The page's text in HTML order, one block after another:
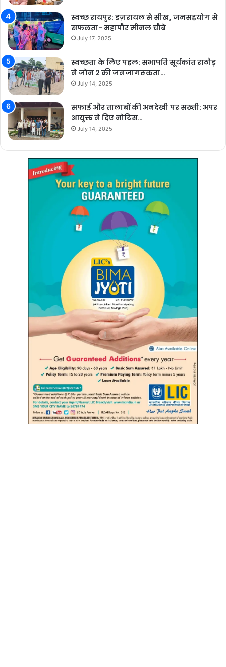
स्वच्छ रायपुर: इज़रायल से सीख, जनसहयोग से
सफलता- महापौर मीनल चौबे
July 17, 2025
स्वच्छता के लिए पहल: सभापति सूर्यकांत राठौड़
ने जोन 2 की जनजागरूकता…
July 14, 2025
सफाई और तालाबों की अनदेखी पर सख्ती: अपर
आयुक्त ने दिए नोटिस…
July 14, 2025